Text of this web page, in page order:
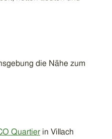
die Nähe zum
Quartier in Villach